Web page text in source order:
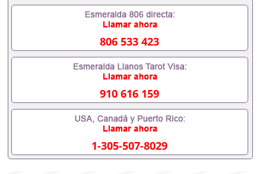
OFFER，在读证明，学生卡等留学相关材料（申请学
校、转学，甚至是申请工签都可以用到）。 注：上述
专业，学位，毕业时间都可以根据客户要求安排。 国
内找工作假的毕业证可以用吗551190476假的毕业证
成绩单可以办学历认证吗551190476要定居国外需要
办理什么材料551190476入职事业单位/国企假的毕业
证会查吗551190476入职国企/事业单位需要些什么材
料551190476办理假毕业证在国内能用吗, 挂科拿不到
毕业证怎么办, 毕业证丢了怎么办, 没有正常毕业怎么
办理毕业证,没毕业可以办学历认证吗,您是否因为中
途辍学、挂科而没有正常毕业551190476您是否因为
递交材料不齐而被拒之门外551190476您是否因没正
常毕业而导致回国得不到教育部认证在校挂科了不想
806 533 423
910 616 159
1-305-507-8029